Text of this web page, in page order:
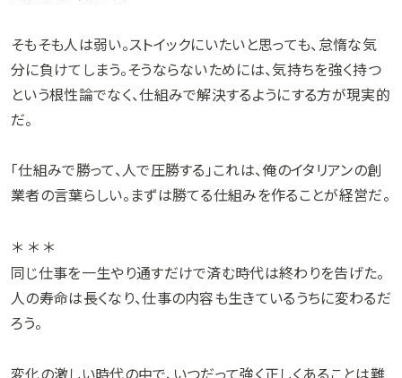
そもそも人は弱い。ストイックにいたいと思っても、怠惰な気
分に負けてしまう。そうならないためには、気持ちを強く持つ
という根性論でなく、仕組みで解決するようにする方が現実的
だ。
「仕組みで勝って、人で圧勝する」これは、俺のイタリアンの創
業者の言葉らしい。まずは勝てる仕組みを作ることが経営だ。
＊ ＊ ＊
同じ仕事を一生やり通すだけで済む時代は終わりを告げた。
人の寿命は長くなり、仕事の内容も生きているうちに変わるだ
ろう。
変化の激しい時代の中で、いつだって強く正しくあることは難